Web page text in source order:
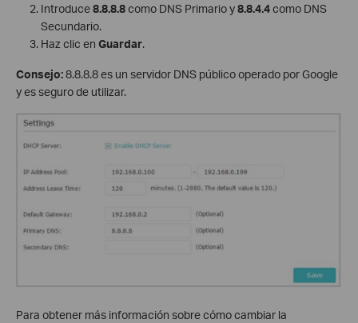
Introduce8.8.8.8como DNS Primario y8.8.4.4como DNS
Secundario.
Haz clic en Guardar.
Consejo:8.8.8.8 es un servidor DNS público operado por Google
y es seguro de utilizar.
Para obtener más información sobre cómo cambiar la